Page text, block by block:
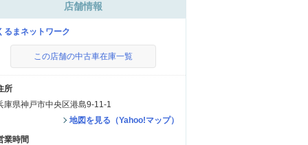
店舗情報
るまネットワーク
この店舗の中古車在庫一覧
所
庫県神戸市中央区港島9-11-1
地図を見る（Yahoo!マップ）
業時間